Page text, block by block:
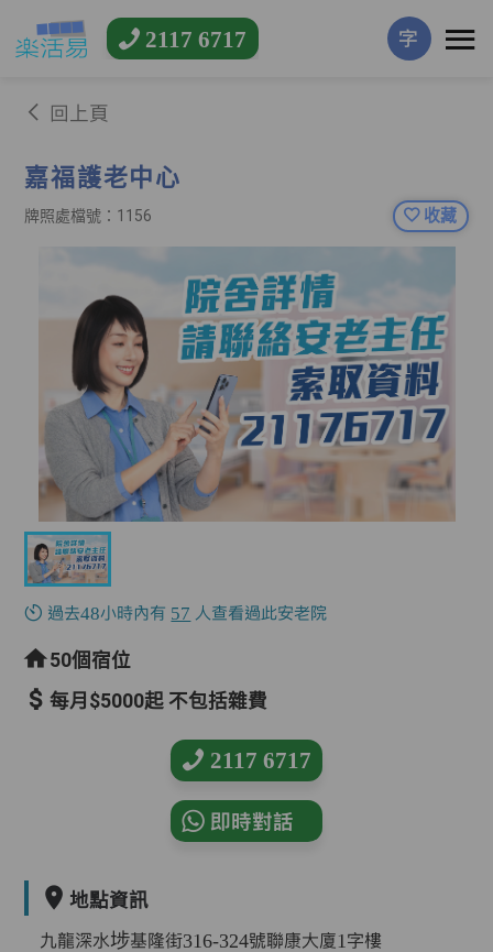
2117 6717 字
回上頁
嘉福護老中心
牌照處檔號：1156 收藏
過去48小時內有 57 人查看過此安老院
50個宿位
每月$5000起 不包括雜費
2117 6717
即時對話
地點資訊
九龍深水埗基隆街316-324號聯康大廈1字樓